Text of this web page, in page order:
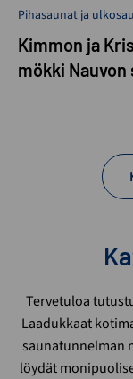
Pihasaunat ja
Kimmon ja
mökki
Tervetuloa
Laadukkaat
saunatunnelman
löydät